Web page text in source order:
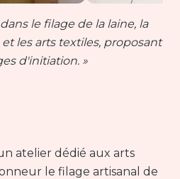
le filage de la laine, la
les arts textiles, proposant
d'initiation. »
atelier dédié aux arts
le filage artisanal de